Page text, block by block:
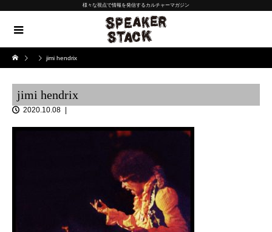
様々な視点で情報を発信するカルチャーマガジン
jimi hendrix
jimi hendrix
2020.10.08